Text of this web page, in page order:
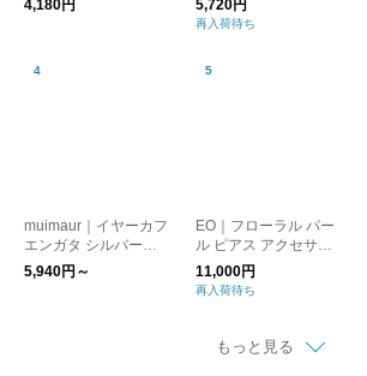
ヤリング】【プレゼン
4,180円
5,720円
再入荷待ち
muimaur｜イヤーカフ
エンガタ シルバー
［ギフト/贈り物］
5,940円～
EO｜フローラル パー
ル ピアス アクセサリ
ー Floral Pearl Pierce
EO26AW-28 イオ
11,000円
再入荷待ち
もっと見る